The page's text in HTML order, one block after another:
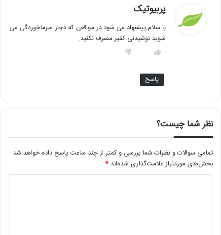
پربیوتیک
ت
:
با سلام.پیشنهاد می شود در مواقعی که دچار سرماخوردگی می
شوید نوشیدنی کفیر مصرف نکنید.
پاسخ
نظر شما چیست؟
تمامی سوالات و نظرات شما بررسی و کمتر از چند ساعت پاسخ داده خواهد شد
بخش‌های موردنیاز علامت‌گذاری شده‌اند *